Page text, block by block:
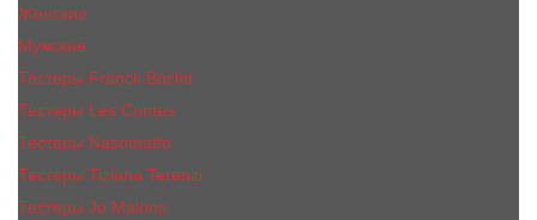
Женские
Мужские
Тестеры Franck Boclet
Тестеры Les Contes
Тестеры Nasomatto
Тестеры Tiziana Terenzi
Тестеры Jо Malоnе